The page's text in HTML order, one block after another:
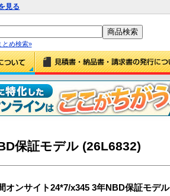
見る
とめ検索»
保証モデル (26L6832)
オンサイト24*7/x345 3年NBD保証モデル